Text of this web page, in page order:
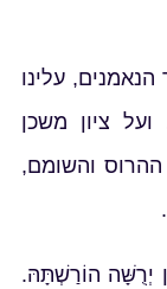
עלינו
ציון משכן
והשומם,
יְרֻשָּׁה הוֹרַשְׁתָּהּ.